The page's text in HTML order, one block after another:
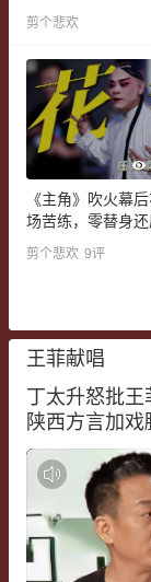
好圈粉
剪个悲欢
《主角》吹火幕
场苦练，零替身还
剪个悲欢 9评
王菲献唱
丁太升怒批王
陕西方言加